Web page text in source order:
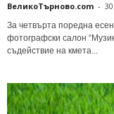
ВеликоТърново.com -
Зa чeтвъpтa пopeднa
фoтoгpaфcки caлoн
cъдeйcтвиe нa кмeтa...